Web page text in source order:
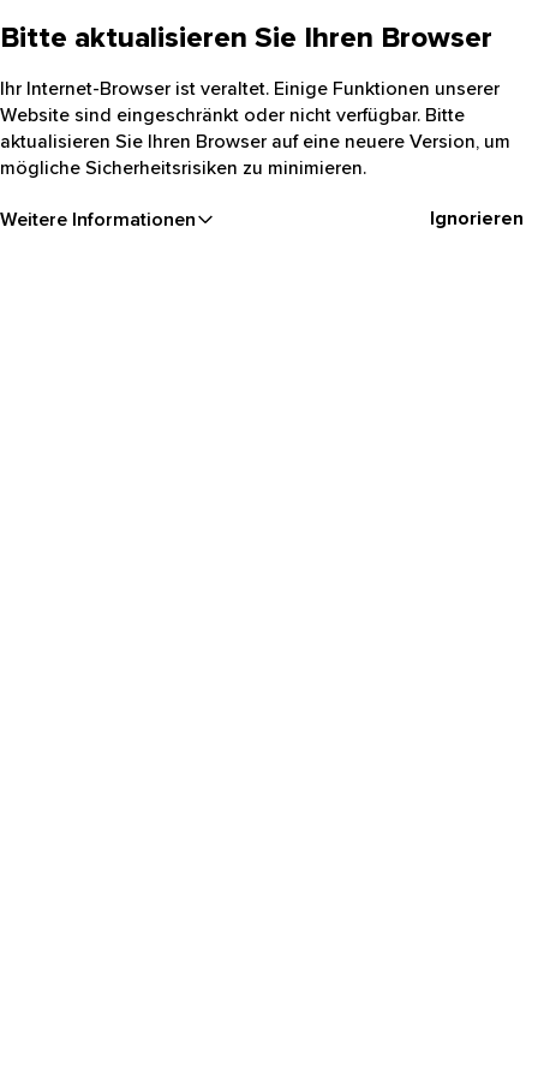
Bitte aktualisieren Sie Ihren Browser
Ihr Internet-Browser ist veraltet. Einige Funktionen unserer
Website sind eingeschränkt oder nicht verfügbar. Bitte
aktualisieren Sie Ihren Browser auf eine neuere Version, um
mögliche Sicherheitsrisiken zu minimieren.
Weitere Informationen Ignorieren